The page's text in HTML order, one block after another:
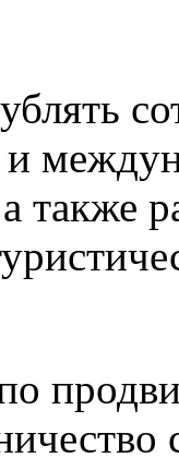
и
также